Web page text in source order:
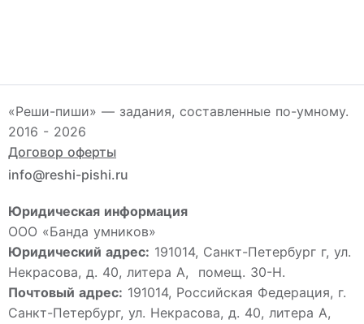
«Реши-пиши» — задания, составленные по-умному.
2016 - 2026
Договор оферты
info@reshi-pishi.ru
Юридическая информация
ООО «Банда умников»
Юридический адрес: 191014, Санкт-Петербург г, ул.
Некрасова, д. 40, литера А, помещ. 30-Н.
Почтовый адрес: 191014, Российская Федерация, г.
Санкт-Петербург, ул. Некрасова, д. 40, литера А,